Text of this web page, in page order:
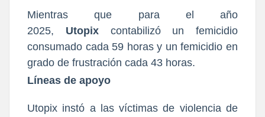
Mientras que para el año
2025,
Utopix
contabilizó un femicidio
consumado cada 59 horas y un femicidio en
grado de frustración cada 43 horas.
Líneas de apoyo
Utopix instó a las víctimas de violencia de